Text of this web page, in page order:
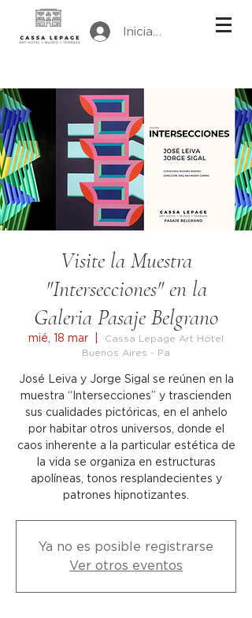
Iniciar sesión
Visite la Muestra
"Intersecciones" en la
Galeria Pasaje Belgrano
mié, 18 mar
Cassa Lepage Art Hotel
Buenos Aires - Pa
José Leiva y Jorge Sigal se reúnen en la
muestra “Intersecciones” y trascienden
sus cualidades pictóricas, en el anhelo
por habitar otros universos, donde el
caos inherente a la particular estética de
la vida se organiza en estructuras
apolíneas, tonos resplandecientes y
patrones hipnotizantes.
Ya no es posible registrarse
Ver otros eventos